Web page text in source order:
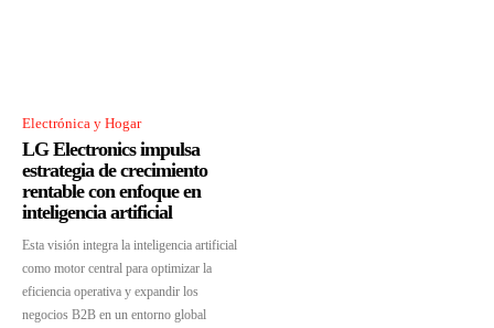
Electrónica y Hogar
LG Electronics impulsa
estrategia de crecimiento
rentable con enfoque en
inteligencia artificial
Esta visión integra la inteligencia artificial
como motor central para optimizar la
eficiencia operativa y expandir los
negocios B2B en un entorno global